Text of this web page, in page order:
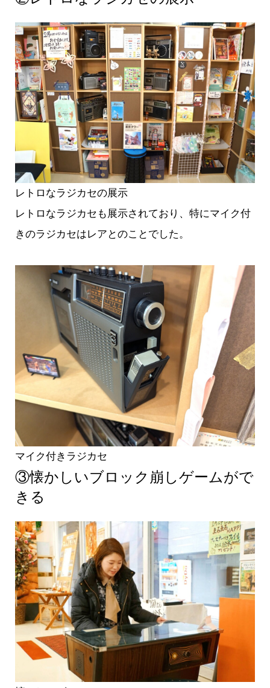
レトロなラジカセの展示
レトロなラジカセも展示されており、特にマイク付
きのラジカセはレアとのことでした。
マイク付きラジカセ
③懐かしいブロック崩しゲームがで
きる